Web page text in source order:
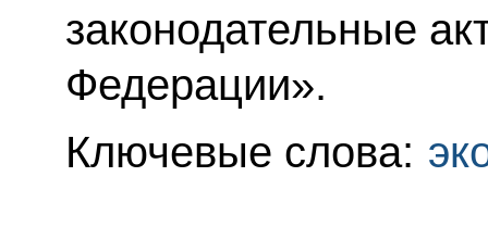
законодательные
Федерации».
Ключевые слова: